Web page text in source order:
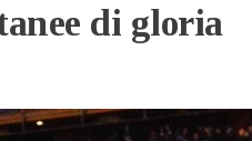
di gloria